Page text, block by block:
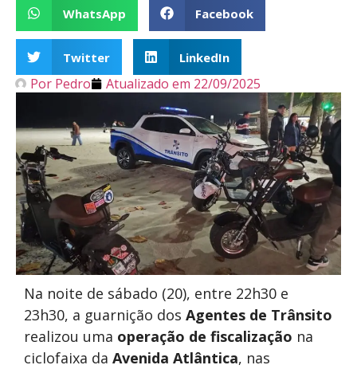
WhatsApp Facebook
Twitter LinkedIn
Por Pedro Atualizado em 22/09/2025
Na noite de sábado (20), entre 22h30 e
23h30, a guarnição dos Agentes de Trânsito
realizou uma operação de fiscalização na
ciclofaixa da Avenida Atlântica, nas